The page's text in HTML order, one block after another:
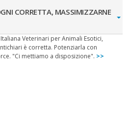
CORRETTA, MASSIMIZZARNE
Veterinari per Animali Esotici,
è corretta. Potenziarla con
"Ci mettiamo a disposizione". >>